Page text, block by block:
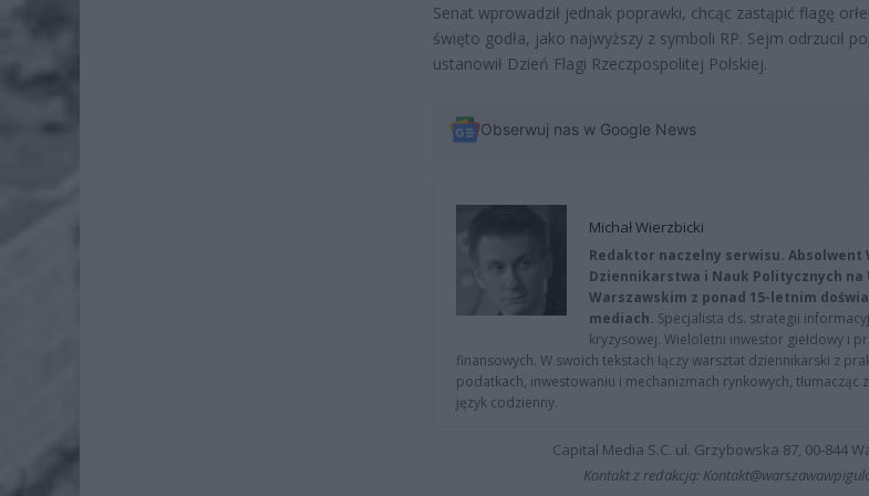
Senat wprowadził jednak poprawki, chcąc zastąpić flagę
święto godła, jako najwyższy z symboli RP. Sejm odrzucił
ustanowił Dzień Flagi Rzeczpospolitej Polskiej.
Obserwuj nas w Google News
Michał Wierzbicki
Redaktor naczelny serwisu. Absolwent
Dziennikarstwa i Nauk Politycznych na
Warszawskim z ponad 15-letnim
mediach. Specjalista ds. strategii
kryzysowej. Wieloletni inwestor giełdowy i
finansowych. W swoich tekstach łączy warsztat dziennikarski z
podatkach, inwestowaniu i mechanizmach rynkowych, tłumacząc
język codzienny.
Capital Media S.C. ul. Grzybowska 87, 00-844
Kontakt z redakcją: